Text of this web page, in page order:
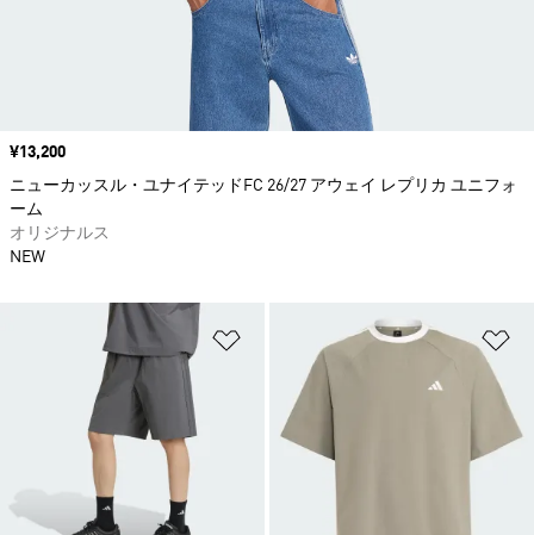
ほしいものリストに追加
価格
¥13,200
ニューカッスル・ユナイテッドFC 26/27 アウェイ レプリカ ユニフォ
ーム
オリジナルス
NEW